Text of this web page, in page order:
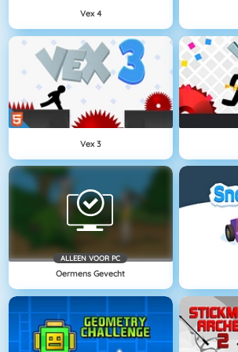
Vex 4
Vex 3
ALLEEN VOOR PC
Oermens Gevecht